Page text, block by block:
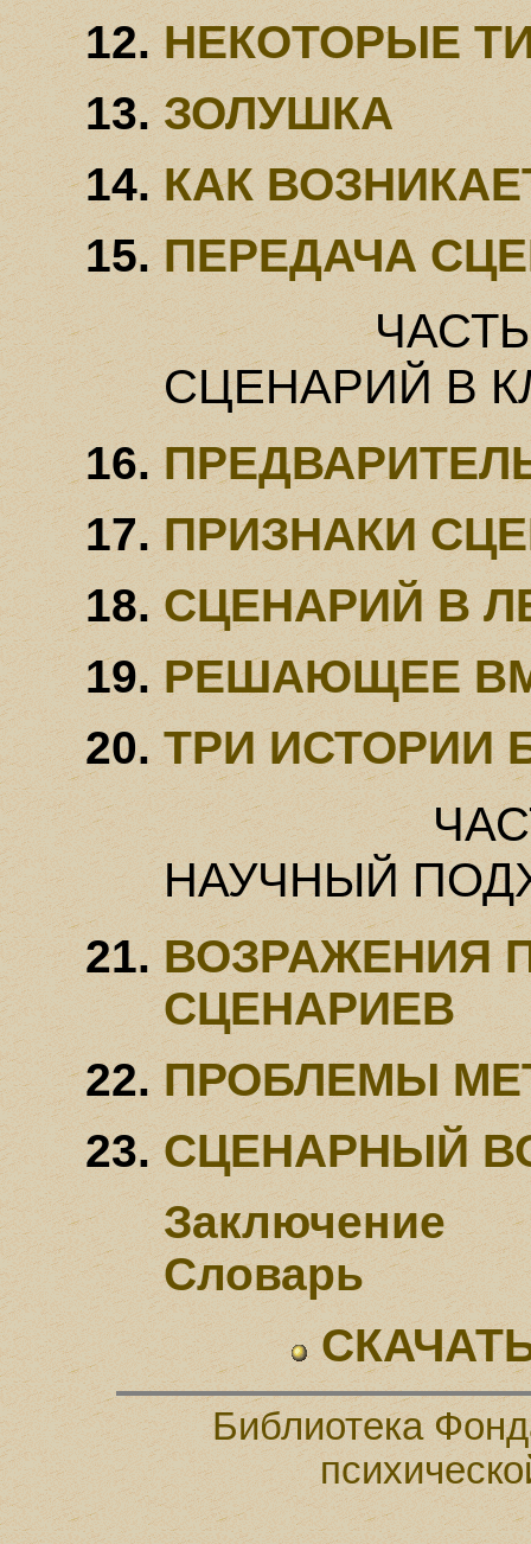
НЕКОТОРЫЕ
ЗОЛУШКА
КАК
ПЕРЕДАЧА
СЦЕНАРИЙ В
ПРИЗНАКИ
СЦЕНАРИЙ В
РЕШАЮЩЕЕ
ТРИ ИСТОРИИ
НАУЧНЫЙ
ВОЗРАЖЕНИЯ
СЦЕНАРИЕВ
ПРОБЛЕМЫ
СЦЕНАРНЫЙ
Заключение
Словарь
Библиотека